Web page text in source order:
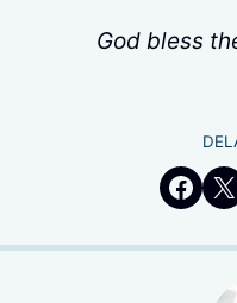
God bless
Dela på